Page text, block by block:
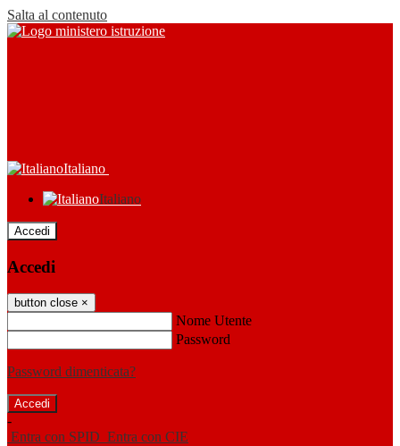
Salta al contenuto
Italiano
Italiano
Accedi
Accedi
button close ×
Nome Utente
Password
Password dimenticata?
-
Entra con SPID Entra con CIE